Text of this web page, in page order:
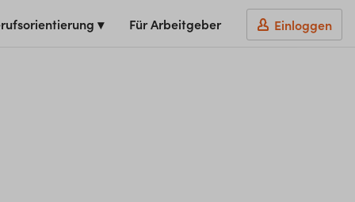
▾ Für Arbeitgeber Einloggen